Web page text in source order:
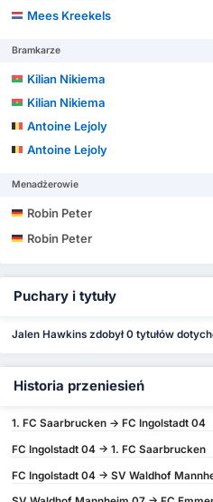
Mees Kreekels
Bramkarze
Kilian Nikiema
Kilian Nikiema
Antoine Lejoly
Antoine Lejoly
Menadżerowie
Robin Peter
Robin Peter
Puchary i tytuły
Jalen Hawkins zdobył 0 tytułów
Historia przeniesień
1. FC Saarbrucken -> FC Ingolstadt 04
FC Ingolstadt 04 -> 1. FC Saarbrucken
FC Ingolstadt 04 -> SV Waldhof